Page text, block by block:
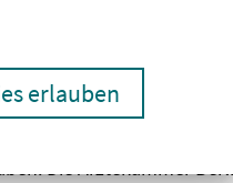
erlauben
Die Ärztekammer